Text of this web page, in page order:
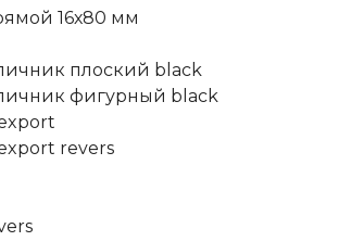
16х80 мм
плоский black
фигурный black
revers